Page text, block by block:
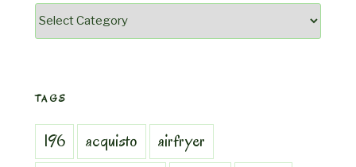
Categorie
TAGS
196 acquisto
airfryer